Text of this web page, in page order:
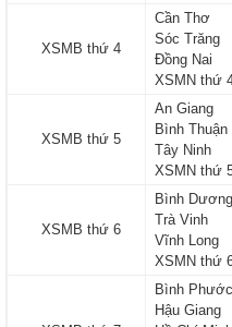
XSMB thứ 4
Cần Thơ
Sóc Trăng
Đồng Nai
XSMN thứ
XSMB thứ 5
An Giang
Bình Thuận
Tây Ninh
XSMN thứ
XSMB thứ 6
Bình Dương
Trà Vinh
Vĩnh Long
XSMN thứ
Bình Phước
Hậu Giang